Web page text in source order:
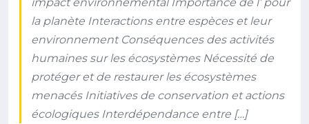
la planète Interactions entre espèces et leur
environnement Conséquences des activités
humaines sur les écosystèmes Nécessité de
protéger et de restaurer les écosystèmes
menacés Initiatives de conservation et actions
écologiques Interdépendance entre […]